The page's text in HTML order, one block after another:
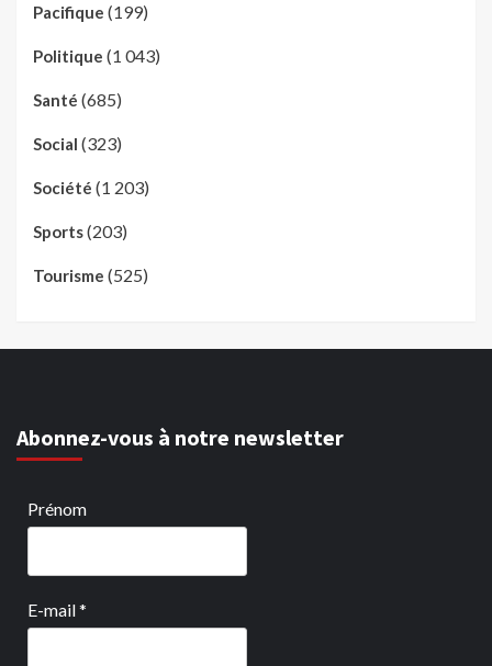
Pacifique (199)
Politique (1 043)
Santé (685)
Social (323)
Société (1 203)
Sports(203)
Tourisme (525)
Abonnez-vous à notre newsletter
Prénom
E-mail*